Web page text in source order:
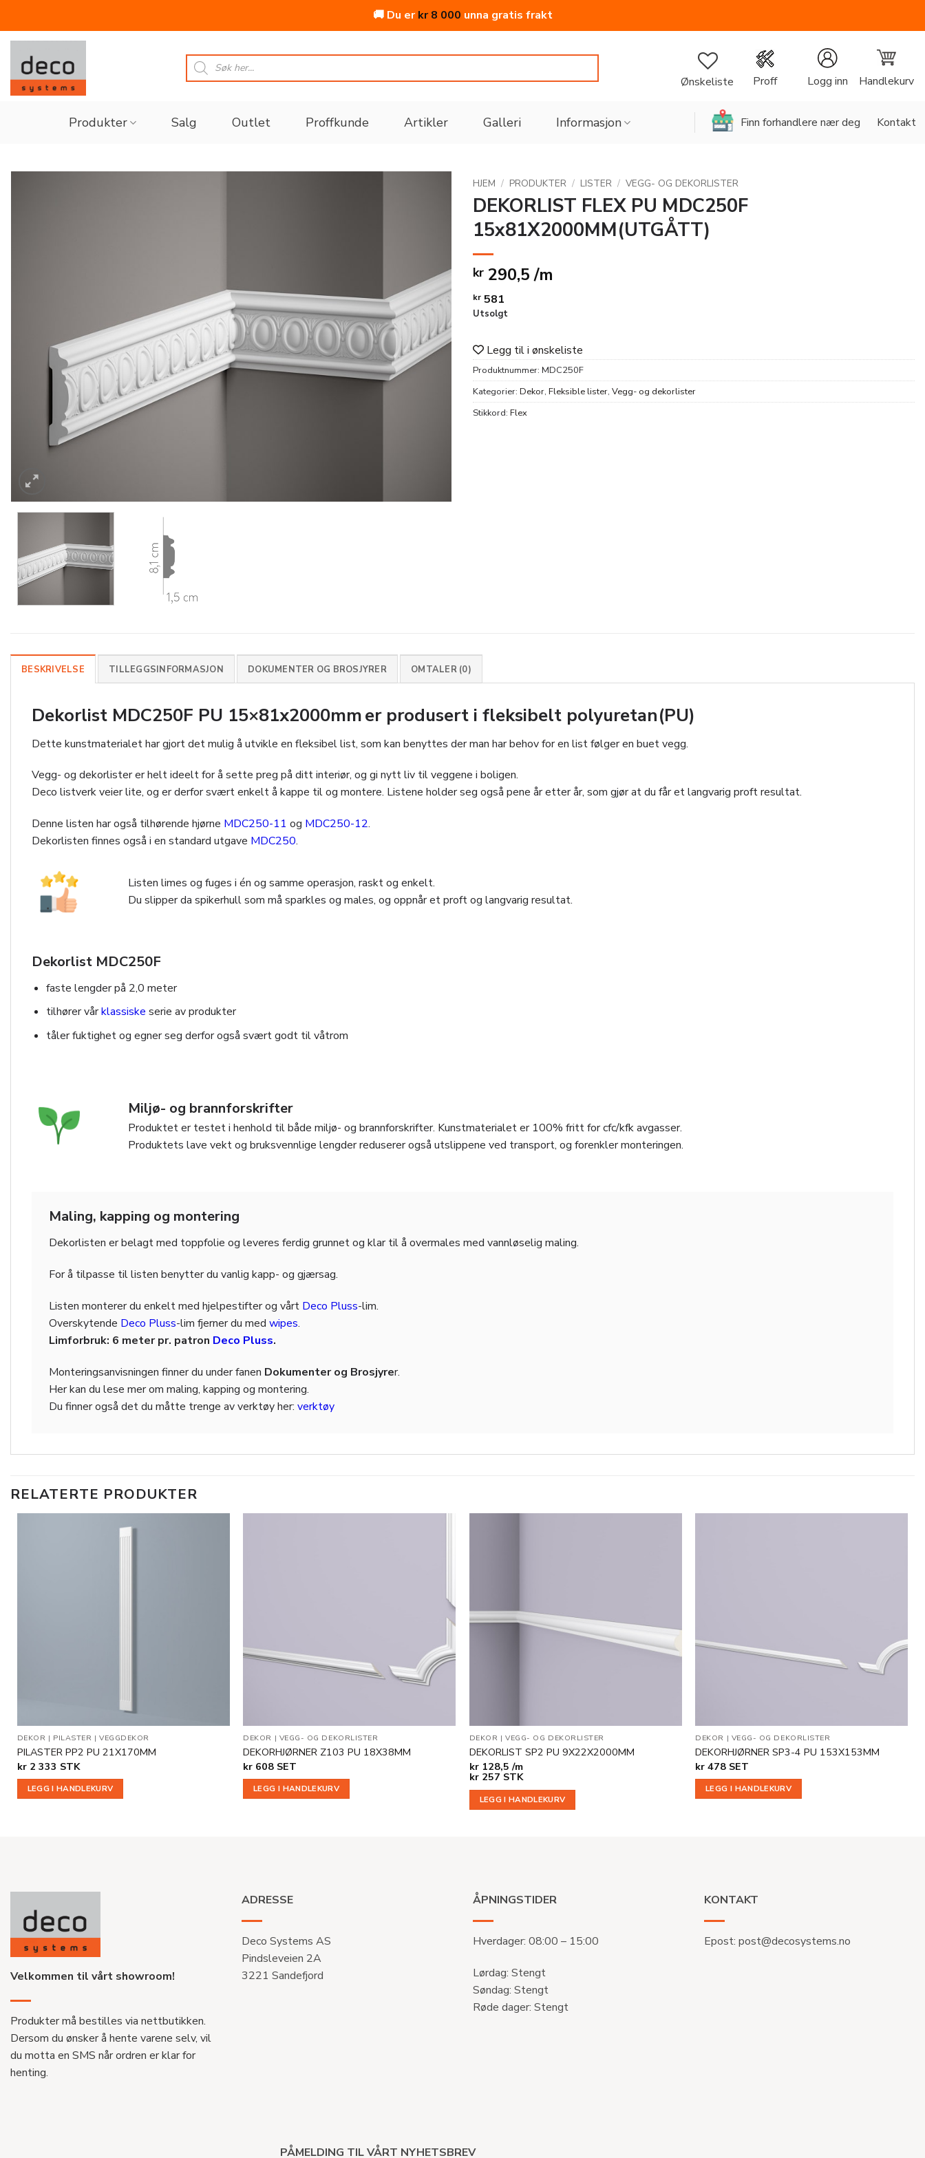
🚚 Du erkr8 000 unna gratis frakt
Skip
content
Products
search
Ønskeliste Proff Logg inn Handlekurv
Produkter Salg Outlet Proffkunde Artikler Galleri Informasjon Finn forhandlere nær deg Kontakt
HJEM / PRODUKTER / LISTER / VEGG- OG DEKORLISTER
DEKORLIST FLEX PU MDC250F
15x81X2000MM(UTGÅTT)
kr 290,5 /m
kr 581
Utsolgt
Legg til i ønskeliste
Produktnummer: MDC250F
Kategorier: Dekor, Fleksible lister, Vegg- og dekorlister
Stikkord: Flex
BESKRIVELSE TILLEGGSINFORMASJON DOKUMENTER OG BROSJYRER OMTALER (0)
Dekorlist MDC250F PU 15×81x2000mm er produsert i fleksibelt polyuretan(PU)
Dette kunstmaterialet har gjort det mulig å utvikle en fleksibel list, som kan benyttes der man har behov for en list følger en buet vegg.
Vegg- og dekorlister er helt ideelt for å sette preg på ditt interiør, og gi nytt liv til veggene i boligen.
Deco listverk veier lite, og er derfor svært enkelt å kappe til og montere. Listene holder seg også pene år etter år, som gjør at du får et langvarig proft resultat.
Denne listen har også tilhørende hjørne MDC250-11 og MDC250-12.
Dekorlisten finnes også i en standard utgave MDC250.
Listen limes og fuges i én og samme operasjon, raskt og enkelt.
Du slipper da spikerhull som må sparkles og males, og oppnår et proft og langvarig resultat.
Dekorlist MDC250F
faste lengder på 2,0 meter
tilhører vårklassiske serie av produkter
tåler fuktighet og egner seg derfor også svært godt til våtrom
Miljø- og brannforskrifter
Produktet er testet i henhold til både miljø- og brannforskrifter. Kunstmaterialet er 100% fritt for cfc/kfk avgasser.
Produktets lave vekt og bruksvennlige lengder reduserer også utslippene ved transport, og forenkler monteringen.
Maling, kapping og montering
Dekorlisten er belagt med toppfolie og leveres ferdig grunnet og klar til å overmales med vannløselig maling.
For å tilpasse til listen benytter du vanlig kapp- og gjærsag.
Listen monterer du enkelt med hjelpestifter og vårt Deco Pluss-lim.
Overskytende Deco Pluss-lim fjerner du med wipes.
Limforbruk: 6 meter pr. patron Deco Pluss.
Monteringsanvisningen finner du under fanen Dokumenter og Brosjyrer.
Her kan du lese mer om maling, kapping og montering.
Du finner også det du måtte trenge av verktøy her: verktøy
RELATERTE PRODUKTER
DEKOR | PILASTER |VEGGDEKOR
PILASTER PP2 PU 21X170MM
kr2 333 STK
LEGG I HANDLEKURV
DEKOR | VEGG- OG DEKORLISTER
DEKORHJØRNER Z103 PU 18X38MM
kr 608 SET
LEGG I HANDLEKURV
DEKOR |VEGG- OG DEKORLISTER
DEKORLIST SP2 PU 9X22X2000MM
kr128,5 /m
kr257 STK
LEGG I HANDLEKURV
DEKOR | VEGG- OG DEKORLISTER
DEKORHJØRNER SP3-4 PU 153X153MM
kr 478 SET
LEGG I HANDLEKURV
Velkommen til vårt showroom!
Produkter må bestilles via nettbutikken.
Dersom du ønsker å hente varene selv, vil
du motta en SMS når ordren er klar for
henting.
ADRESSE
Deco Systems AS
Pindsleveien 2A
3221 Sandefjord
ÅPNINGSTIDER
Hverdager: 08:00 – 15:00
Lørdag: Stengt
Søndag: Stengt
Røde dager: Stengt
KONTAKT
Epost: post@decosystems.no
PÅMELDING TIL VÅRT NYHETSBREV